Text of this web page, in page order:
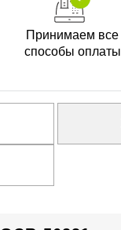
Принимаем все
способы оплаты